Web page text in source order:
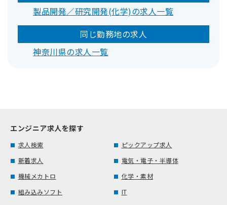
製品開発／研究開発(化学)の求人一覧
同じ勤務地の求人
神奈川県の求人一覧
エンジニア求人を探す
求人検索
ピックアップ求人
新着求人
電気・電子・半導体
機械メカトロ
化学・素材
組み込みソフト
IT